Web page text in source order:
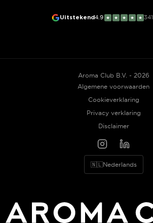
Uitstekend4.9 ★ ★ ★ ★ ★ 341
Aroma Club B.V. - 2026
Algemene voorwaarden
Cookieverklaring
Privacy verklaring
Disclaimer
🇳🇱Nederlands